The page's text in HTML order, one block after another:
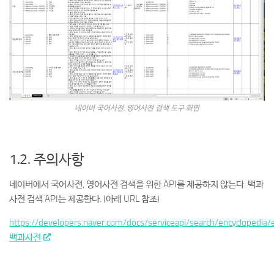
네이버 국어사전, 영어사전 검색 도구 화면
1.2. 주의사항
네이버에서 국어사전, 영어사전 검색을 위한 API를 제공하지 않는다. 백과
사전 검색 API는 제공한다. (아래 URL 참조)
https://developers.naver.com/docs/serviceapi/search/encyclopedia/
백과사전